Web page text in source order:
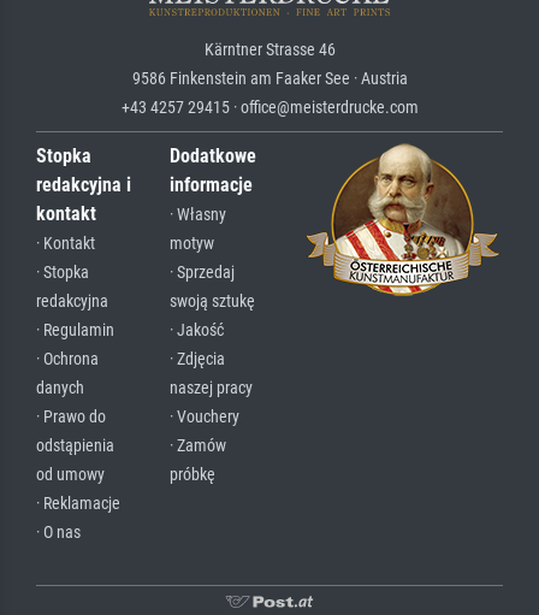
Kärntner Strasse 46
9586 Finkenstein am Faaker See · Austria
+43 4257 29415 · office@meisterdrucke.com
Stopka
redakcyjna i
kontakt
· Kontakt
· Stopka
redakcyjna
· Regulamin
· Ochrona
danych
· Prawo do
odstąpienia
od umowy
· Reklamacje
· O nas
Dodatkowe
informacje
· Własny
motyw
· Sprzedaj
swoją sztukę
· Jakość
· Zdjęcia
naszej pracy
· Vouchery
· Zamów
próbkę